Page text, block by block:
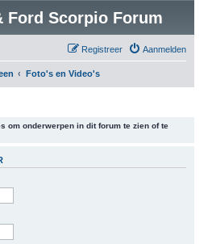
Ford Scorpio Forum
Aanmelden
Registreer
Foto's en Video's
om onderwerpen in dit forum te zien of te